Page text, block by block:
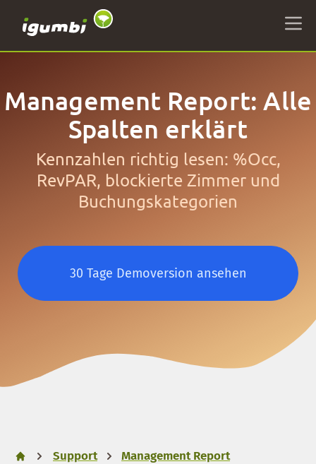
Management Report: Alle
Spalten erklärt
Kennzahlen richtig lesen: %Occ,
RevPAR, blockierte Zimmer und
Buchungskategorien
30 Tage Demoversion ansehen
Support Management Report